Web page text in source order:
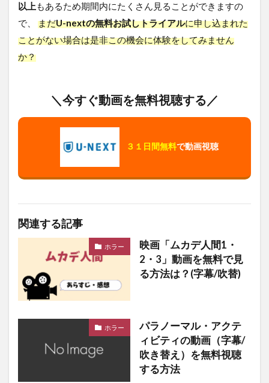
以上もあるため期間内にたくさん見ることができますの
で、 まだU-nextの無料お試しトライアルに申し込まれた
ことがない場合は是非この機会に体験をしてみません
か？
＼今すぐ動画を無料視聴する／
３１日間無料で動画視聴
関連する記事
ホラー
映画「ムカデ人間1・
2・3」動画を無料で見
る方法は？(字幕/吹替)
ホラー
パラノーマル・アクテ
ィビティの動画（字幕/
吹き替え）を無料視聴
する方法